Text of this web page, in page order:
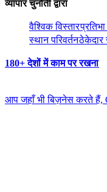
व्यापार चुनौती द्वारा​​
वैश्विक विस्तार​​
स्थान परिवर्तन​​ठेकेदार
180+ देशों में काम पर रखना​​
आप जहाँ भी बिज़नेस करते हैं,